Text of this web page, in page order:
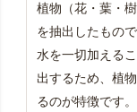
植物（花・葉・
を抽出したもので
水を一切加える
出するため、植
るのが特徴です